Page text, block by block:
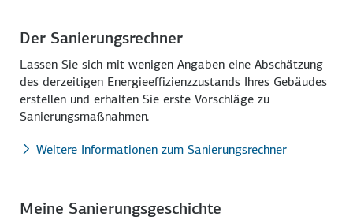
Der Sanierungsrechner
Lassen Sie sich mit wenigen Angaben eine Abschätzung
des derzeitigen Energie­effizienz­zustands Ihres Gebäudes
erstellen und erhalten Sie erste Vorschläge zu
Sanierungs­maßnahmen.
Weitere Informationen zum Sanierungsrechner
Meine Sanierungsgeschichte